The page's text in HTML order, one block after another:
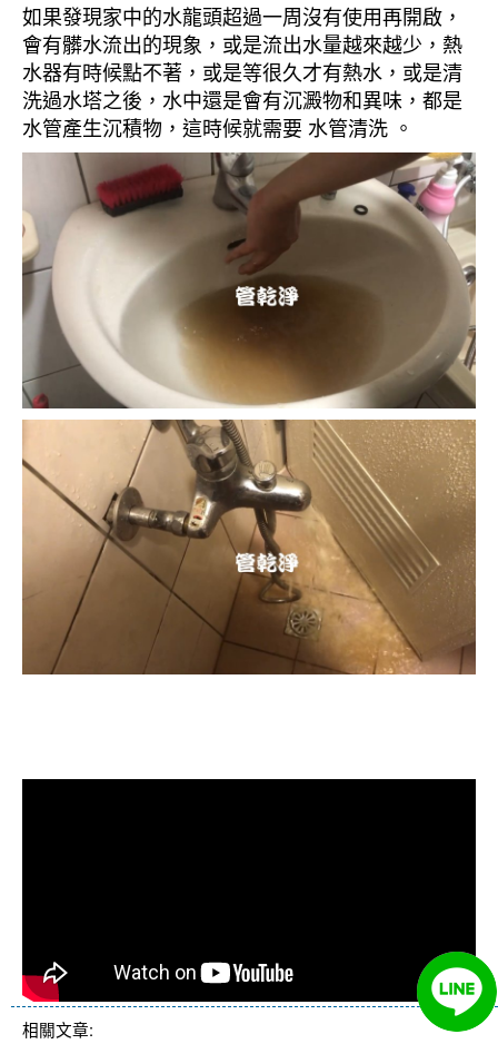
如果發現家中的水龍頭超過一周沒有使用再開啟，
會有髒水流出的現象，或是流出水量越來越少，熱
水器有時候點不著，或是等很久才有熱水，或是清
洗過水塔之後，水中還是會有沉澱物和異味，都是
水管產生沉積物，這時候就需要 水管清洗 。
相關文章: